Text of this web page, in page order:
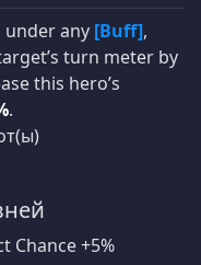
any [Buff],
turn meter by
this hero’s
.
Chance +5%